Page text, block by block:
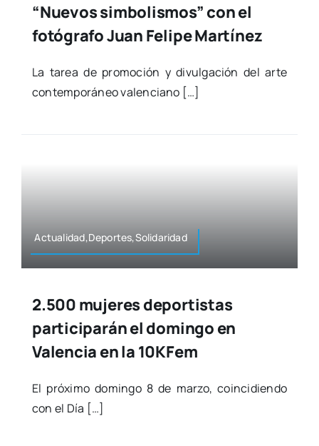
“Nuevos simbolismos” con el
fotógrafo Juan Felipe Martínez
La tarea de pro­mo­ción y divul­ga­ción del arte
con­tem­po­rá­neo valen­ciano […]
Actualidad,Deportes,Solidaridad
2.500 mujeres deportistas
participarán el domingo en
Valencia en la 10KFem
El pró­xi­mo domin­go 8 de mar­zo, coin­ci­dien­do
con el Día […]